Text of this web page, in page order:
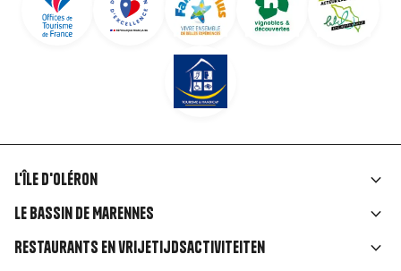
Liens
rubriques
L'île d'Oléron
Le Bassin de Marennes
Restaurants en vrijetijdsactiviteiten